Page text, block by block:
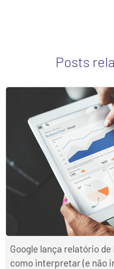
Posts
Google lança relatório
como interpretar (e não